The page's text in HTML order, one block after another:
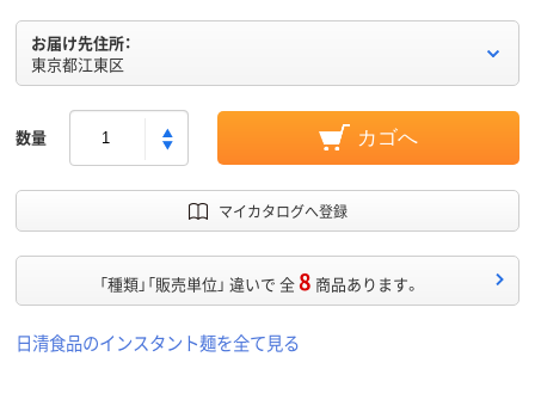
お届け先住所：
東京都江東区
数量 カゴへ
マイカタログへ登録
「種類」「販売単位」 違いで 全8 商品あります。
日清食品のインスタント麺を全て見る